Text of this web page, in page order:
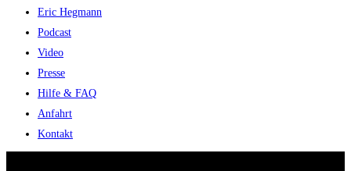
Eric Hegmann
Podcast
Video
Presse
Hilfe & FAQ
Anfahrt
Kontakt